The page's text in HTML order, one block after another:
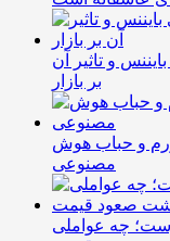
بایننس و تاثیر آن
بر بازار
و حباب هوش
مصنوعی
چه عواملی